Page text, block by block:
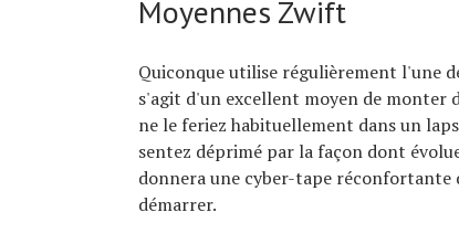
Moyennes Zwift
Quiconque utilise régulièrement l'une
s'agit d'un excellent moyen de monter
ne le feriez habituellement dans un
sentez déprimé par la façon dont
donnera une cyber-tape réconfortante
démarrer.